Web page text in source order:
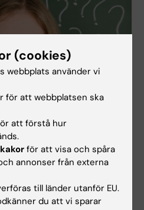
tinnitus ihop? Kan
hur kort kan man träna?
andra kluriga frågor som
KI:s
(cookies)
webbplats använder vi
för att webbplatsen ska
att förstå hur
för att visa och spåra
annonser från externa
till länder utanför EU.
du att vi sparar